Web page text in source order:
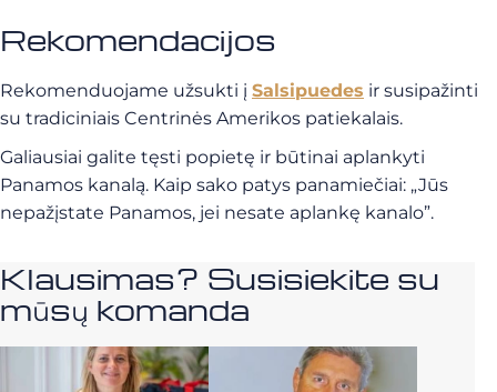
Rekomendacijos
Rekomenduojame užsukti į Salsipuedes ir susipažinti
su tradiciniais Centrinės Amerikos patiekalais.
Galiausiai galite tęsti popietę ir būtinai aplankyti
Panamos kanalą. Kaip sako patys panamiečiai: „Jūs
nepažįstate Panamos, jei nesate aplankę kanalo”.
Klausimas? Susisiekite su
mūsų komanda